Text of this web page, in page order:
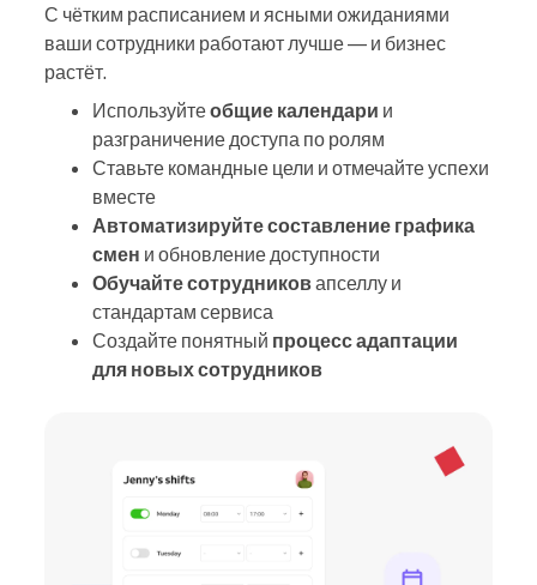
С чётким расписанием и ясными ожиданиями
ваши сотрудники работают лучше — и бизнес
растёт.
Используйтеобщие календари и
разграничение доступа по ролям
Ставьте командные цели и отмечайте успехи
вместе
Автоматизируйте составление графика
смен и обновление доступности
Обучайте сотрудниковапселлу и
стандартам сервиса
Создайте понятный процесс адаптации
для новых сотрудников